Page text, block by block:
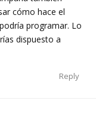
cómo hace el
programar. Lo
dispuesto a
Reply